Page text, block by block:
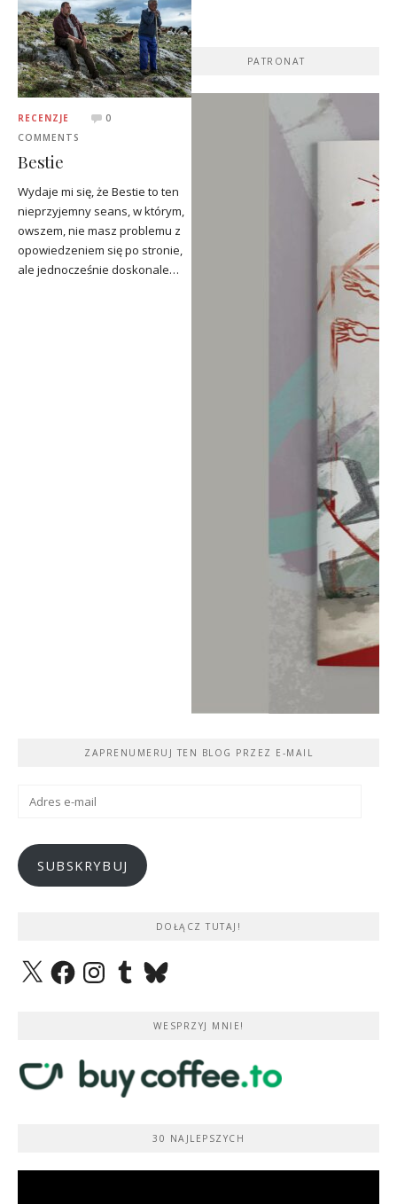
RECENZJE
0
COMMENTS
Bestie
Wydaje mi się, że Bestie to ten
nieprzyjemny seans, w którym,
owszem, nie masz problemu z
opowiedzeniem się po stronie,
ale jednocześnie doskonale…
PATRONAT
ZAPRENUMERUJ TEN BLOG PRZEZ E-MAIL
Adres
SUBSKRYBUJ
DOŁĄCZ TUTAJ!
X FacebookInstagramTumblrBluesky
WESPRZYJ MNIE!
30 NAJLEPSZYCH